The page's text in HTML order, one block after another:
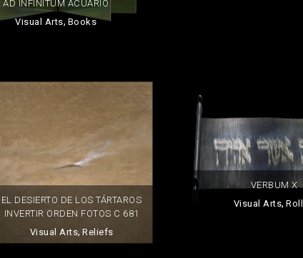
AD INFINITUM ACUARIO
Visual Arts, Books
EL DESIERTO DE LOS TÁRTAROS
INVERTIR ORDEN FOTOS C 681
Visual Arts,Reliefs
VERBUM X
Visual Arts,